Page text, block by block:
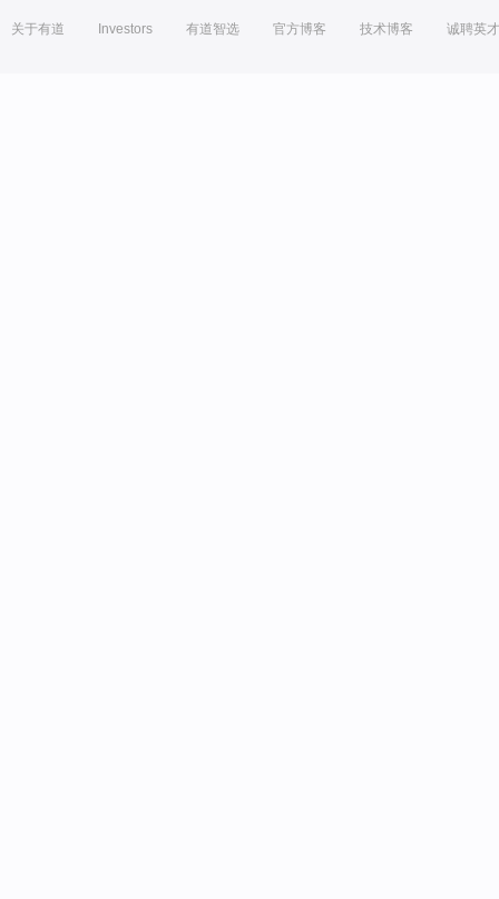
关于有道 Investors 有道智选 官方博客 技术博客 诚聘英才